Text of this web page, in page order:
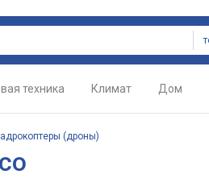
техника Климат Дом
(дроны)